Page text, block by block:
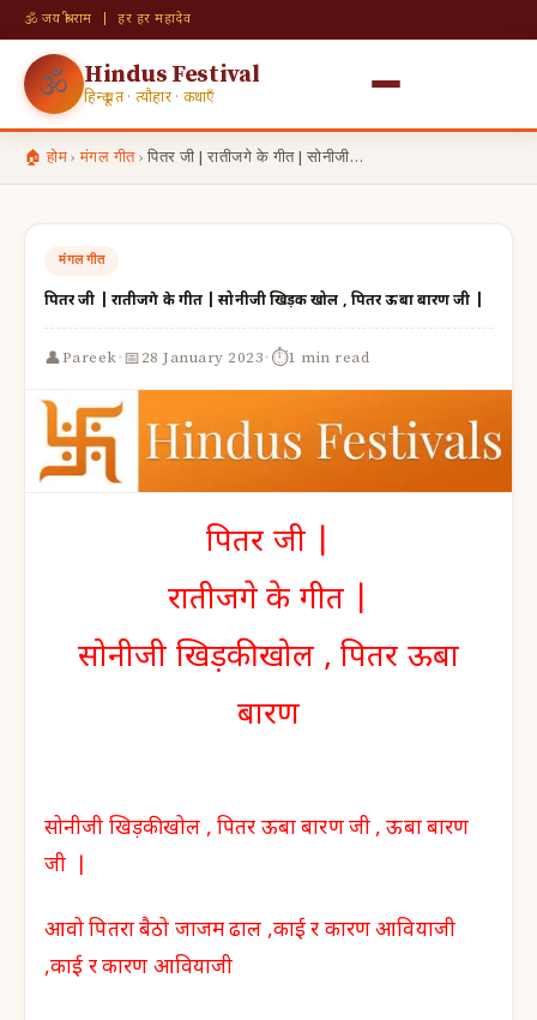
🕉 जय श्री राम | हर हर महादेव
🕉 Hindus Festival
हिन्दू व्रत · त्यौहार · कथाएँ
🏠 होम› मंगल गीत › पितर जी | रातीजगे के गीत | सोनीजी…
मंगल गीत
पितर जी | रातीजगे के गीत | सोनीजी खिड़की खोल , पितर ऊबा बारण जी |
👤Pareek·📅28 January 2023·⏱1 min read
पितर जी |
रातीजगे के गीत |
सोनीजी खिड़की खोल , पितर ऊबा
बारण
सोनीजी खिड़की खोल , पितर ऊबा बारण जी , ऊबा बारण
जी |
आवो पितरा बैठो जाजम ढाल ,काई र कारण आवियाजी
,काई र कारण आवियाजी